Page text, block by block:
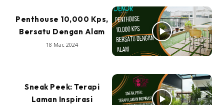
Penthouse 10,000 Kps,
Bersatu Dengan Alam
18 Mac 2024
Sneak Peek: Terapi
Laman Inspirasi